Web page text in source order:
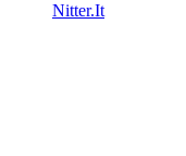
Nitter.It